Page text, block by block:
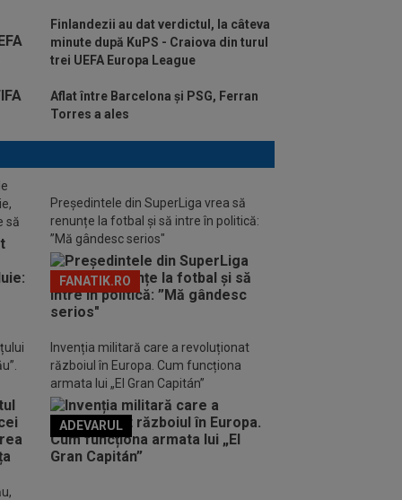
Finlandezii au dat verdictul, la câteva
minute după KuPS - Craiova din turul
trei UEFA Europa League
Aflat între Barcelona și PSG, Ferran
Torres a ales
să
Președintele din SuperLiga vrea să
renunțe la fotbal și să intre în politică:
”Mă gândesc serios"
FANATIK.RO
Invenția militară care a revoluționat
războiul în Europa. Cum funcționa
armata lui „El Gran Capitán”
ADEVARUL